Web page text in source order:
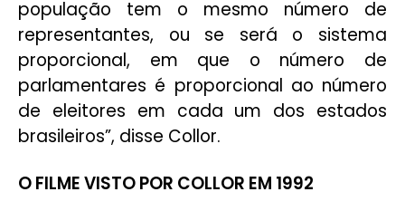
população tem o mesmo número de
representantes, ou se será o sistema
proporcional, em que o número de
parlamentares é proporcional ao número
de eleitores em cada um dos estados
brasileiros”, disse Collor.
O FILME VISTO POR COLLOR EM 1992